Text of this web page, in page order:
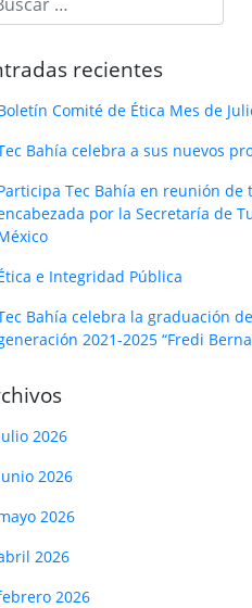
recientes
Comité de Ética Mes de
Bahía celebra a sus nuevos
Tec Bahía en reunión de
por la Secretaría de
e Integridad Pública
Bahía celebra la graduación
2021-2025 “Fredi
2026
2026
2026
2026
2026